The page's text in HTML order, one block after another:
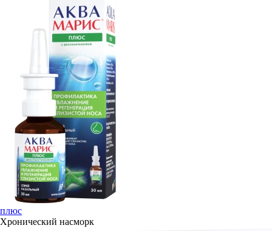
плюс
Хронический насморк